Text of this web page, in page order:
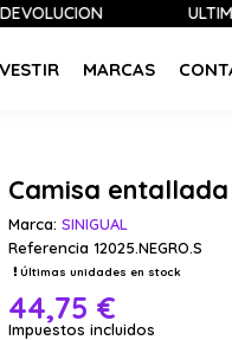
ÚLTIMAS
MARCAS
Camisa
Marca: SINIGUAL
Referencia 12025.NEGRO.S
Últimas unidades en stock
44,75 €
Impuestos incluidos